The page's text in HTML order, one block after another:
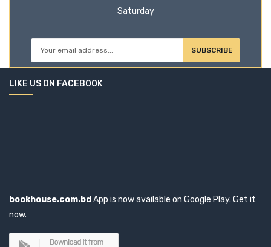
Saturday
SUBSCRIBE
LIKE US ON FACEBOOK
bookhouse.com.bd App is now available on Google Play. Get it
now.